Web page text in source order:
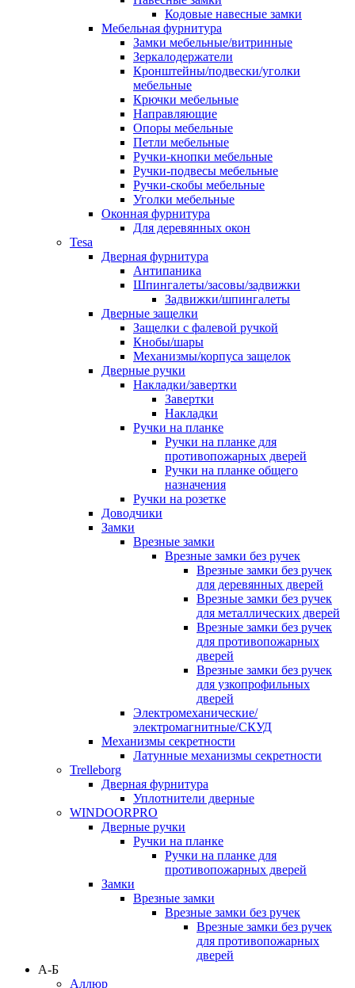
Кодовые навесные замки
Мебельная фурнитура
Замки мебельные/витринные
Зеркалодержатели
Кронштейны/подвески/уголки
мебельные
Крючки мебельные
Направляющие
Опоры мебельные
Петли мебельные
Ручки-кнопки мебельные
Ручки-подвесы мебельные
Ручки-скобы мебельные
Уголки мебельные
Оконная фурнитура
Для деревянных окон
Tesa
Дверная фурнитура
Антипаника
Шпингалеты/засовы/задвижки
Задвижки/шпингалеты
Дверные защелки
Защелки с фалевой ручкой
Кнобы/шары
Механизмы/корпуса защелок
Дверные ручки
Накладки/завертки
Завертки
Накладки
Ручки на планке
Ручки на планке для
противопожарных дверей
Ручки на планке общего
назначения
Ручки на розетке
Доводчики
Замки
Врезные замки
Врезные замки без ручек
Врезные замки без ручек
для деревянных дверей
Врезные замки без ручек
для металлических дверей
Врезные замки без ручек
для противопожарных
дверей
Врезные замки без ручек
для узкопрофильных
дверей
Электромеханические/
электромагнитные/СКУД
Механизмы секретности
Латунные механизмы секретности
Trelleborg
Дверная фурнитура
Уплотнители дверные
WINDOORPRO
Дверные ручки
Ручки на планке
Ручки на планке для
противопожарных дверей
Замки
Врезные замки
Врезные замки без ручек
Врезные замки без ручек
для противопожарных
дверей
А-Б
Аллюр